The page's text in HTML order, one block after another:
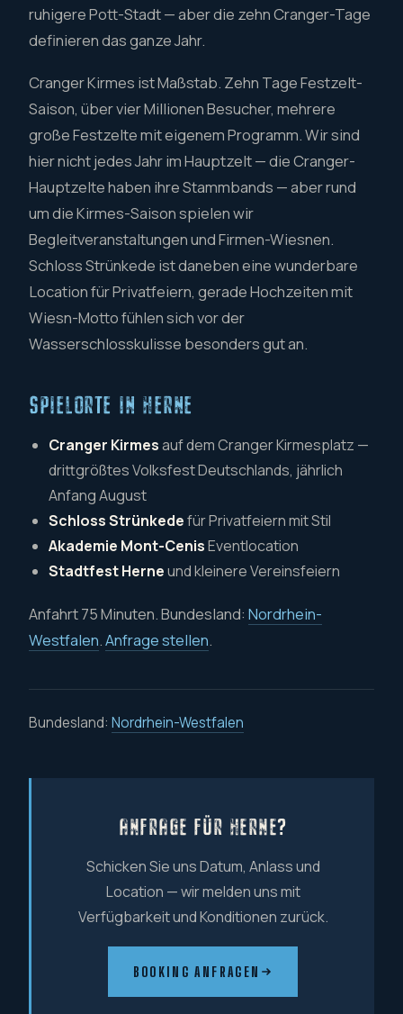
ruhigere Pott-Stadt — aber die zehn Cranger-Tage
definieren das ganze Jahr.
Cranger Kirmes ist Maßstab. Zehn Tage Festzelt-
Saison, über vier Millionen Besucher, mehrere
große Festzelte mit eigenem Programm. Wir sind
hier nicht jedes Jahr im Hauptzelt — die Cranger-
Hauptzelte haben ihre Stammbands — aber rund
um die Kirmes-Saison spielen wir
Begleitveranstaltungen und Firmen-Wiesnen.
Schloss Strünkede ist daneben eine wunderbare
Location für Privatfeiern, gerade Hochzeiten mit
Wiesn-Motto fühlen sich vor der
Wasserschlosskulisse besonders gut an.
SPIELORTE IN HERNE
Cranger Kirmesauf dem Cranger Kirmesplatz —
drittgrößtes Volksfest Deutschlands, jährlich
Anfang August
Schloss Strünkedefür Privatfeiern mit Stil
Akademie Mont-CenisEventlocation
Stadtfest Herneund kleinere Vereinsfeiern
Anfahrt 75 Minuten. Bundesland: Nordrhein-
Westfalen.Anfrage stellen.
Bundesland: Nordrhein-Westfalen
ANFRAGE FÜR HERNE?
Schicken Sie uns Datum, Anlass und
Location — wir melden uns mit
Verfügbarkeit und Konditionen zurück.
BOOKING ANFRAGEN